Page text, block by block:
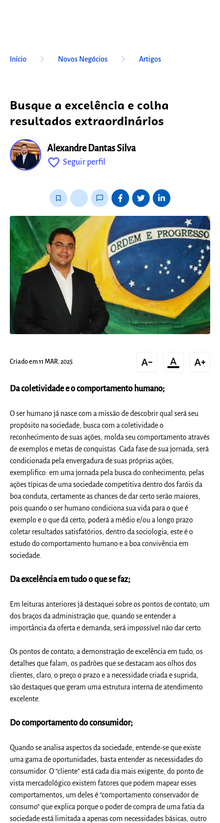
Início keyboard_arrow_right Novos Negócios keyboard_arrow_right Artigos
Busque a excelência e colha
resultados extraordinários
Alexandre Dantas Silva
favorite_outline Seguir perfil
bookmark_border chat_bubble_outline
Criado em 11 MAR. 2025 text_decrease format_color_text text_increase
Da coletividade e o comportamento humano;
O ser humano já nasce com a missão de descobrir qual será seu
propósito na sociedade, busca com a coletividade o
reconhecimento de suas ações, molda seu comportamento através
de exemplos e metas de conquistas. Cada fase de sua jornada, será
condicionada pela envergadura de suas próprias ações,
exemplifico: em uma jornada pela busca do conhecimento, pelas
ações típicas de uma sociedade competitiva dentro dos faróis da
boa conduta, certamente as chances de dar certo serão maiores,
pois quando o ser humano condiciona sua vida para o que é
exemplo e o que dá certo, poderá a médio e/ou a longo prazo
coletar resultados satisfatórios, dentro da sociologia, este é o
estudo do comportamento humano e a boa convivência em
sociedade.
Da excelência em tudo o que se faz;
Em leituras anteriores já destaquei sobre os pontos de contato, um
dos braços da administração que, quando se entender a
importância da oferta e demanda, será impossível não dar certo.
Os pontos de contato, a demonstração de excelência em tudo, os
detalhes que falam, os padrões que se destacam aos olhos dos
clientes, claro, o preço o prazo e a necessidade criada e suprida,
são destaques que geram uma estrutura interna de atendimento
excelente.
Do comportamento do consumidor;
Quando se analisa aspectos da sociedade, entende-se que existe
uma gama de oportunidades, basta entender as necessidades do
consumidor. O “cliente” está cada dia mais exigente, do ponto de
vista mercadológico existem fatores que podem mapear esses
comportamentos, um deles é “comportamento conservador de
consumo” que explica porque o poder de compra de uma fatia da
sociedade está limitada a apenas com necessidades básicas, outro